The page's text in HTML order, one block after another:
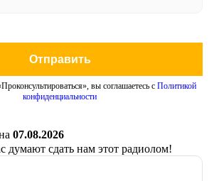
Отправить
вы соглашаетесь с Политикой
конфиденциальности
07.08.2026
думают сдать нам этот радиолом!